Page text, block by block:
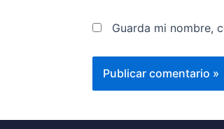
Guarda mi nombre,